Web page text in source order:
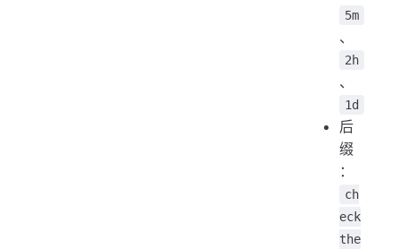
5m
、
2h
、
1d
后
缀
：
ch
eck
the